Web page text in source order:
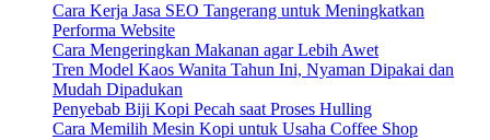
Cara Kerja Jasa SEO Tangerang untuk Meningkatkan
Performa Website
Cara Mengeringkan Makanan agar Lebih Awet
Tren Model Kaos Wanita Tahun Ini, Nyaman Dipakai dan
Mudah Dipadukan
Penyebab Biji Kopi Pecah saat Proses Hulling
Cara Memilih Mesin Kopi untuk Usaha Coffee Shop